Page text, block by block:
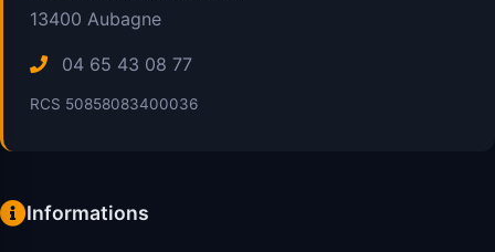
13400 Aubagne
04 65 43 08 77
RCS 50858083400036
Informations